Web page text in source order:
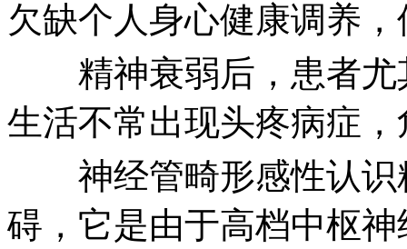
欠缺个人身心健康调养
精神衰弱后，患者尤
生活不常出现头疼病症
神经管畸形感性认识
碍，它是由于高档中枢